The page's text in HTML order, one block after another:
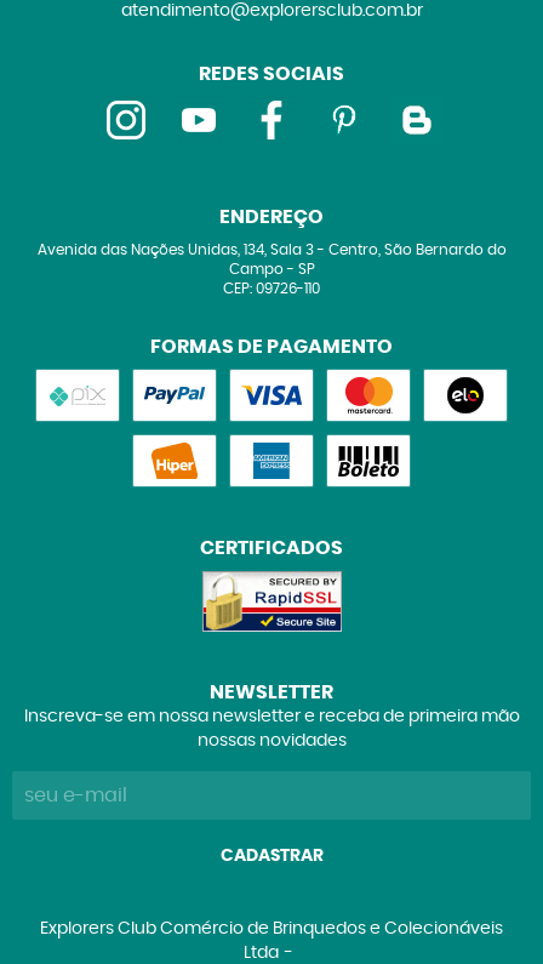
atendimento@explorersclub.com.br
REDES SOCIAIS
ENDEREÇO
Avenida das Nações Unidas, 134, Sala 3- Centro, São Bernardo do
Campo- SP
CEP: 09726-110
FORMAS DE PAGAMENTO
CERTIFICADOS
NEWSLETTER
Inscreva-se em nossa newsletter e receba de primeira mão
nossas novidades
CADASTRAR
Explorers Club Comércio de Brinquedos e Colecionáveis
Ltda